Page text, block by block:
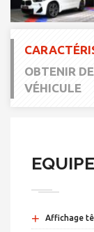
OBTENIR
VÉHICULE
+ Affichage